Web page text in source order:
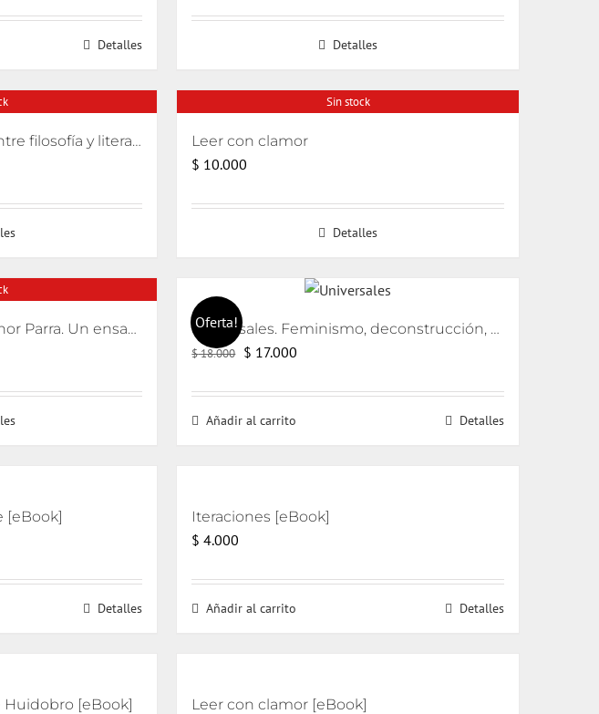
Detalles
original actual
Detalles
Escenas de escritura. Entre filosofía y literatura
Sin stock
Leer con clamor
$ 10.000
Detalles
Jacques Derrida & Nicanor Parra. Un ensayo sobre la poesía en tiempos de censura Oferta! Universales. Feminismo, deconstrucción, traducción
$18.000 El
original
era:
$ 17.000
actual
Añadir al carrito Detalles
[eBook]
Detalles
Iteraciones [eBook]
$ 4.000
Añadir al carrito Detalles
[eBook] Leer con clamor [eBook]